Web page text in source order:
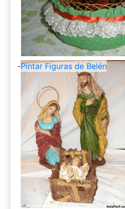
-Pintar Figuras de Belén